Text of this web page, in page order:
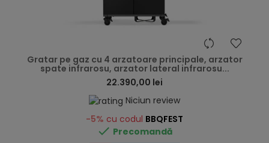
Gratar pe gaz cu 4 arzatoare principale, arzator
spate infrarosu, arzator lateral infrarosu...
22.390,00 lei
Niciun review
-5% cu codul BBQFEST
 Precomandă